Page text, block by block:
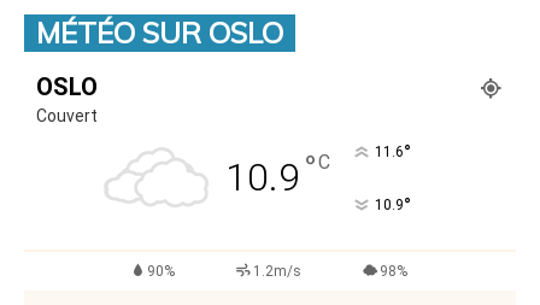
MÉTÉO SUR OSLO
OSLO
Couvert
10.9 °C 11.6°
10.9°
90% 1.2m/s 98%